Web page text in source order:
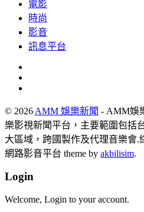
電影
時尚
影音
訊息平台
© 2026 AMM 娛樂新聞 - AMM娛
樂影視新聞平台，主要範圍包括
大區域，跨國製作及代理音樂會.
網路影音平台 theme by akbilisim.
Login
Welcome, Login to your account.